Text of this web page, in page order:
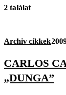
2 találat
Archiv cikkek
CARLOS
„DUNGA”